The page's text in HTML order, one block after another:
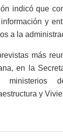
indicó que
y
a la
más
en la
ministerios
y